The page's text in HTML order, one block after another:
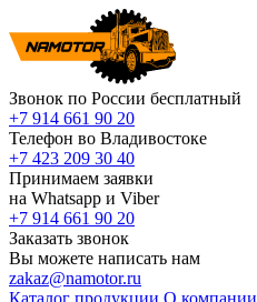
Звонок по России бесплатный
+7 914 661 90 20
Телефон во Владивостоке
+7 423 209 30 40
Принимаем заявки
на Whatsapp и Viber
+7 914 661 90 20
Заказать звонок
Вы можете написать нам
zakaz@namotor.ru
Каталог продукции О компании